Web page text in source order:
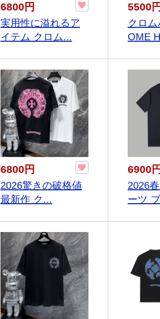
6800円
実用性に溢れるア
イテム クロム...
5500円
クロ
OME
6800円
2026驚きの破格値
最新作 ク...
6900円
2026
ーツ